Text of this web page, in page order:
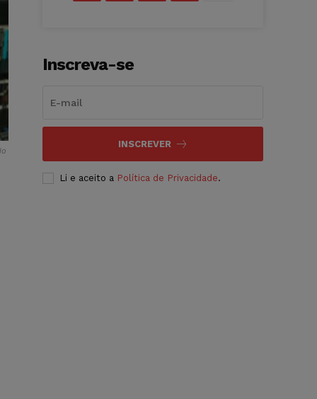
Inscreva-se
INSCREVER
Li e aceito a Política de Privacidade.